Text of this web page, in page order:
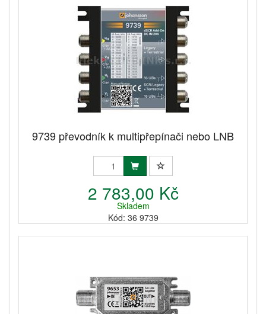
9739 převodník k multipřepínači nebo LNB
2 783,00 Kč
Skladem
Kód: 36 9739